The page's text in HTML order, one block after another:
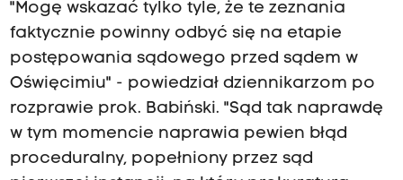
"Mogę wskazać tylko tyle, że te zeznania
faktycznie powinny odbyć się na etapie
postępowania sądowego przed sądem w
Oświęcimiu" - powiedział dziennikarzom po
rozprawie prok. Babiński. "Sąd tak naprawdę
w tym momencie naprawia pewien błąd
proceduralny, popełniony przez sąd